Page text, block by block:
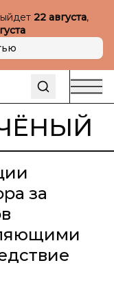
22 августа,
за